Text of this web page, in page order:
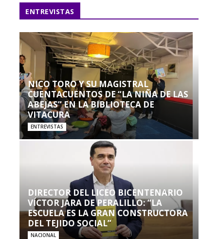
ENTREVISTAS
NICO TORO Y SU MAGISTRAL
CUENTACUENTOS DE “LA NIÑA DE LAS
ABEJAS” EN LA BIBLIOTECA DE
VITACURA
ENTREVISTAS
DIRECTOR DEL LICEO BICENTENARIO
VÍCTOR JARA DE PERALILLO: “LA
ESCUELA ES LA GRAN CONSTRUCTORA
DEL TEJIDO SOCIAL”
NACIONAL